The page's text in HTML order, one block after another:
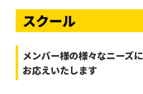
スクール
メンバー様の様々なニーズに
お応えいたします